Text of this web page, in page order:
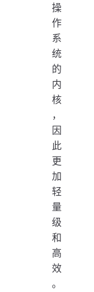
操
作
系
统
的
内
核
，
因
此
更
加
轻
量
级
和
高
效
。